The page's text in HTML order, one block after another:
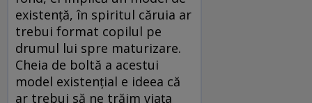
existență, în spiritul căruia ar
trebui format copilul pe
drumul lui spre maturizare.
Cheia de boltă a acestui
model existențial e ideea că
ar trebui să ne trăim viața